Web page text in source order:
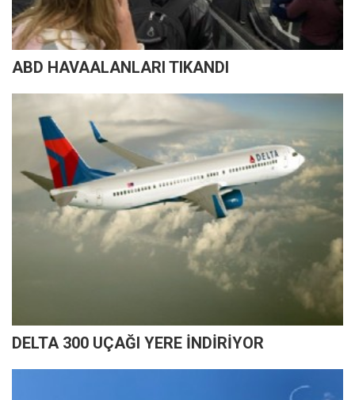
ABD HAVAALANLARI TIKANDI
DELTA 300 UÇAĞI YERE İNDİRİYOR